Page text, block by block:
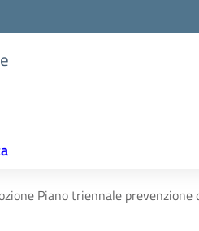
Piano triennale prevenzione